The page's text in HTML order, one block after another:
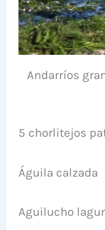
Andarríos
5 chorlitejos
Águila calzada
Aguilucho